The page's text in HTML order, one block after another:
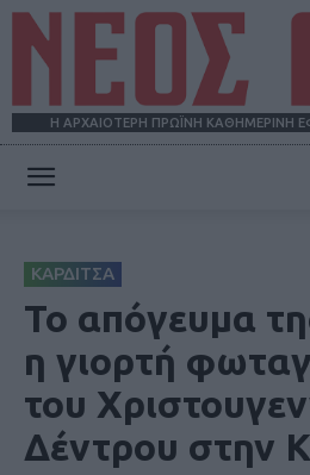
Η ΑΡΧΑΙΟΤΕΡΗ ΠΡΩΪΝΗ ΚΑΘΗΜΕΡΙΝΗ
ΚΑΡΔΙΤΣΑ
Το απόγευμα
η γιορτή
του
Δέντρου στην